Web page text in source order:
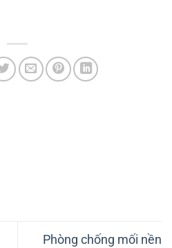
Phòng chống mối nền